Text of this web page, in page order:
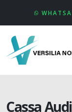
Cassa